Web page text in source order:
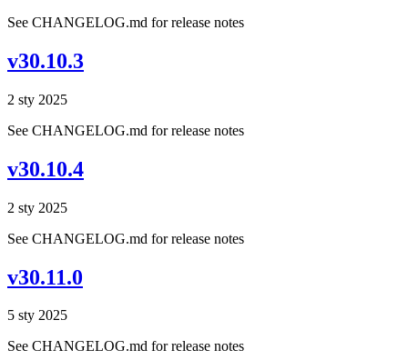
See CHANGELOG.md for release notes
v30.10.3
2 sty 2025
See CHANGELOG.md for release notes
v30.10.4
2 sty 2025
See CHANGELOG.md for release notes
v30.11.0
5 sty 2025
See CHANGELOG.md for release notes